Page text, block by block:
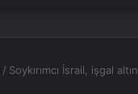
/ Soykırımcı İsrail, işgal